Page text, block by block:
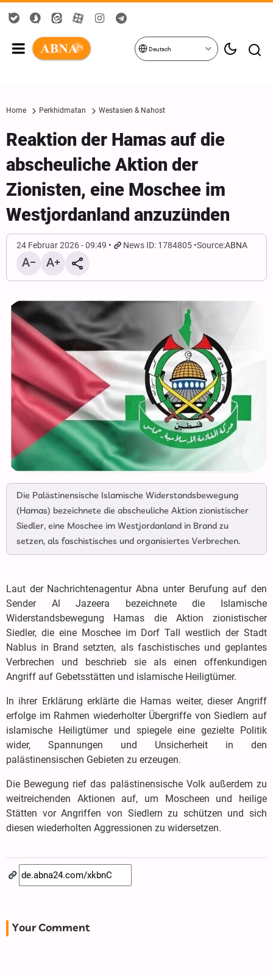
Deutsch
Home Perkhidmatan Westasien & Nahost
Reaktion der Hamas auf die
abscheuliche Aktion der
Zionisten, eine Moschee im
Westjordanland anzuzünden
24 Februar 2026 - 09:49 News ID: 1784805 Source:ABNA
Die Palästinensische Islamische Widerstandsbewegung
(Hamas) bezeichnete die abscheuliche Aktion zionistischer
Siedler, eine Moschee im Westjordanland in Brand zu
setzen, als faschistisches und organisiertes Verbrechen.
Laut der Nachrichtenagentur Abna unter Berufung auf den
Sender Al Jazeera bezeichnete die Islamische
Widerstandsbewegung Hamas die Aktion zionistischer
Siedler, die eine Moschee im Dorf Tall westlich der Stadt
Nablus in Brand setzten, als faschistisches und geplantes
Verbrechen und beschrieb sie als einen offenkundigen
Angriff auf Gebetsstätten und islamische Heiligtümer.
In ihrer Erklärung erklärte die Hamas weiter, dieser Angriff
erfolge im Rahmen wiederholter Übergriffe von Siedlern auf
islamische Heiligtümer und spiegele eine gezielte Politik
wider, Spannungen und Unsicherheit in den
palästinensischen Gebieten zu erzeugen.
Die Bewegung rief das palästinensische Volk außerdem zu
weitreichenden Aktionen auf, um Moscheen und heilige
Stätten vor Angriffen von Siedlern zu schützen und sich
diesen wiederholten Aggressionen zu widersetzen.
Your Comment